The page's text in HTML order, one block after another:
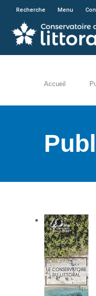
Recherche Menu
Accueil